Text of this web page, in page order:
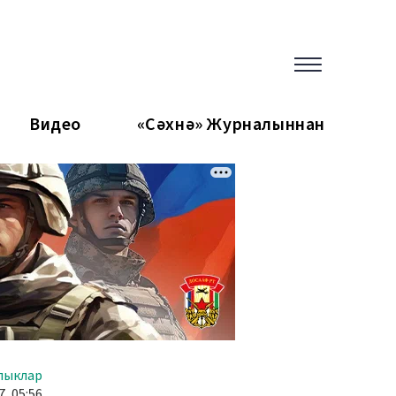
Видео «Сәхнә» Журналыннан